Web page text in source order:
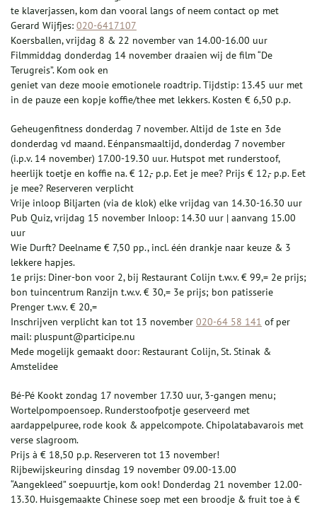
te klaverjassen, kom dan vooral langs of neem contact op met
Gerard Wijfjes: 020-6417107
Koersballen, vrijdag 8 & 22 november van 14.00-16.00 uur
Filmmiddag donderdag 14 november draaien wij de film “De
Terugreis”. Kom ook en
geniet van deze mooie emotionele roadtrip. Tijdstip: 13.45 uur met
in de pauze een kopje koffie/thee met lekkers. Kosten € 6,50 p.p.
Geheugenfitness donderdag 7 november. Altijd de 1ste en 3de
donderdag vd maand. Eénpansmaaltijd, donderdag 7 november
(i.p.v. 14 november) 17.00-19.30 uur. Hutspot met runderstoof,
heerlijk toetje en koffie na. € 12,- p.p. Eet je mee? Prijs € 12,- p.p. Eet
je mee? Reserveren verplicht
Vrije inloop Biljarten (via de klok) elke vrijdag van 14.30-16.30 uur
Pub Quiz, vrijdag 15 november Inloop: 14.30 uur | aanvang 15.00
uur
Wie Durft? Deelname € 7,50 pp., incl. één drankje naar keuze & 3
lekkere hapjes.
1e prijs: Diner-bon voor 2, bij Restaurant Colijn t.w.v. € 99,= 2e prijs;
bon tuincentrum Ranzijn t.w.v. € 30,= 3e prijs; bon patisserie
Prenger t.w.v. € 20,=
Inschrijven verplicht kan tot 13 november 020-64 58 141 of per
mail: pluspunt@participe.nu
Mede mogelijk gemaakt door: Restaurant Colijn, St. Stinak &
Amstelidee
Bé-Pé Kookt zondag 17 november 17.30 uur, 3-gangen menu;
Wortelpompoensoep. Runderstoofpotje geserveerd met
aardappelpuree, rode kook & appelcompote. Chipolatabavarois met
verse slagroom.
Prijs à € 18,50 p.p. Reserveren tot 13 november!
Rijbewijskeuring dinsdag 19 november 09.00-13.00
“Aangekleed” soepuurtje, kom ook! Donderdag 21 november 12.00-
13.30. Huisgemaakte Chinese soep met een broodje & fruit toe à €